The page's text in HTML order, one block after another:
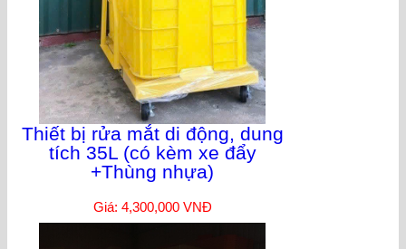
Thiết bị rửa mắt di động, dung
tích 35L (có kèm xe đẩy
+Thùng nhựa)
Giá: 4,300,000 VNĐ